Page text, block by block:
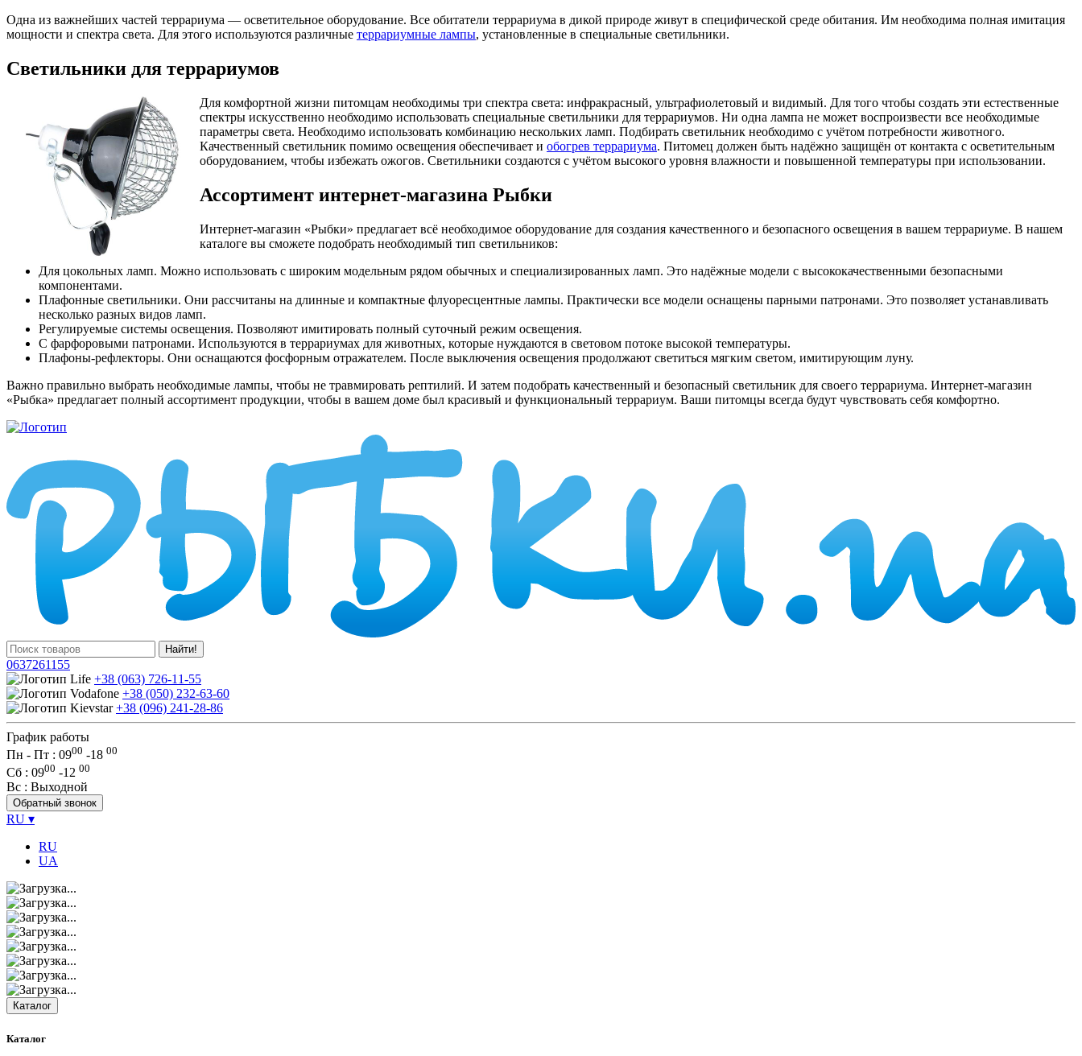
Одна из важнейших частей террариума — осветительное оборудование. Все обитатели террариума в дикой природе живут в специфической среде обитания. Им необходима полная имитация
мощности и спектра света. Для этого используются различные террариумные лампы, установленные в специальные светильники.
Светильники для террариумов
Для комфортной жизни питомцам необходимы три спектра света: инфракрасный, ультрафиолетовый и видимый. Для того чтобы создать эти естественные
спектры искусственно необходимо использовать специальные светильники для террариумов. Ни одна лампа не может воспроизвести все необходимые
параметры света. Необходимо использовать комбинацию нескольких ламп. Подбирать светильник необходимо с учётом потребности животного.
Качественный светильник помимо освещения обеспечивает и обогрев террариума. Питомец должен быть надёжно защищён от контакта с осветительным
оборудованием, чтобы избежать ожогов. Светильники создаются с учётом высокого уровня влажности и повышенной температуры при использовании.
Ассортимент интернет-магазина Рыбки
Интернет-магазин «Рыбки» предлагает всё необходимое оборудование для создания качественного и безопасного освещения в вашем террариуме. В нашем
каталоге вы сможете подобрать необходимый тип светильников:
Для цокольных ламп. Можно использовать с широким модельным рядом обычных и специализированных ламп. Это надёжные модели с высококачественными безопасными
компонентами.
Плафонные светильники. Они рассчитаны на длинные и компактные флуоресцентные лампы. Практически все модели оснащены парными патронами. Это позволяет устанавливать
несколько разных видов ламп.
Регулируемые системы освещения. Позволяют имитировать полный суточный режим освещения.
С фарфоровыми патронами. Используются в террариумах для животных, которые нуждаются в световом потоке высокой температуры.
Плафоны-рефлекторы. Они оснащаются фосфорным отражателем. После выключения освещения продолжают светиться мягким светом, имитирующим луну.
Важно правильно выбрать необходимые лампы, чтобы не травмировать рептилий. И затем подобрать качественный и безопасный светильник для своего террариума. Интернет-магазин
«Рыбка» предлагает полный ассортимент продукции, чтобы в вашем доме был красивый и функциональный террариум. Ваши питомцы всегда будут чувствовать себя комфортно.
Найти!
0637261155
+38 (063) 726-11-55
+38 (050) 232-63-60
+38 (096) 241-28-86
График работы
Пн - Пт : 0900 -18 00
Сб : 0900 -12 00
Вс : Выходной
Обратный звонок
RU ▾
RU
UA
Каталог
Каталог